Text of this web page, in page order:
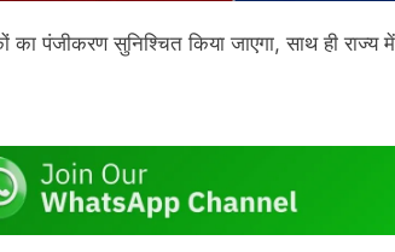
का पंजीकरण सुनिश्चित किया जाएगा, साथ ही